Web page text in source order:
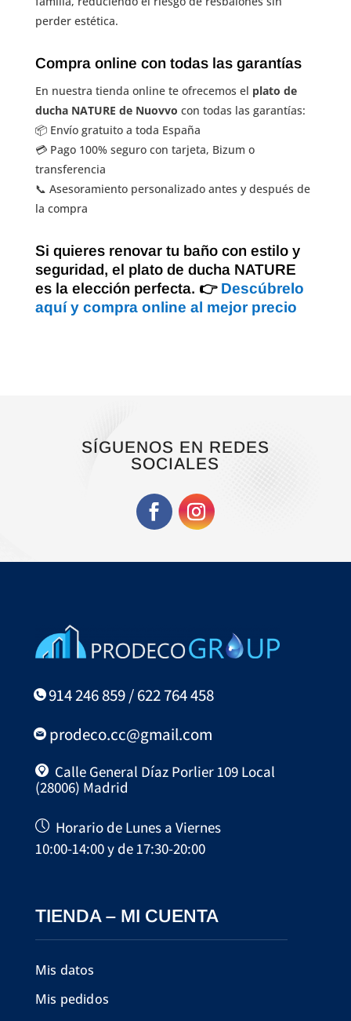
perder estética.
Compra online con todas las garantías
En nuestra tienda online te ofrecemos el plato de
ducha NATURE de Nuovvo con todas las garantías:
📦 Envío gratuito a toda España
💳 Pago 100% seguro con tarjeta, Bizum o
transferencia
📞 Asesoramiento personalizado antes y después de
la compra
Si quieres renovar tu baño con estilo y
seguridad, el plato de ducha NATURE
es la elección perfecta. 👉 Descúbrelo
aquí y compra online al mejor precio
SÍGUENOS EN REDES
SOCIALES
914 246 859 / 622 764 458
prodeco.cc@gmail.com
Calle General Díaz Porlier 109 Local
(28006) Madrid
Horario de Lunes a Viernes
10:00-14:00 y de 17:30-20:00
TIENDA – MI CUENTA
Mis datos
Mis pedidos